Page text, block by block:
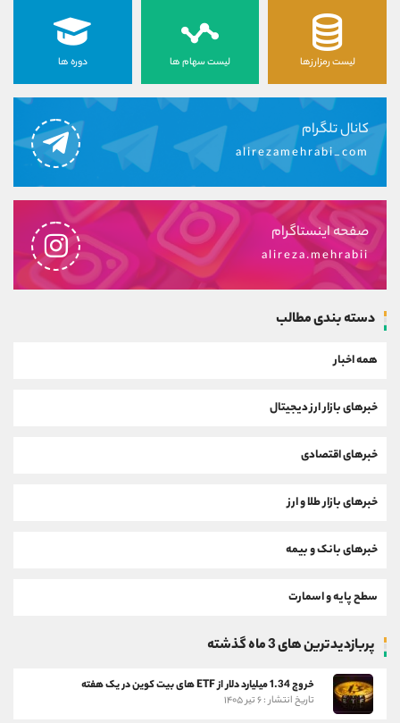
لیست رمزارزها لیست سهام ها دوره ها
کانال تلگرام
alirezamehrabi_com
صفحه اینستاگرام
alireza.mehrabii
دسته بندی مطالب
همه اخبار
خبرهای بازار ارز دیجیتال
خبرهای اقتصادی
خبرهای بازار طلا و ارز
خبرهای بانک و بیمه
سطح پایه و اسمارت
پربازدیدترین های 3 ماه گذشته
خروج 1.34 میلیارد دلار از ETF های بیت کوین در یک هفته
تاریخ انتشار : ۶ تیر ۱۴۰۵